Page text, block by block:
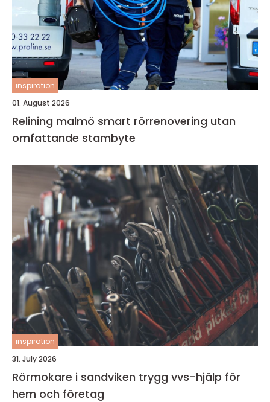
inspiration
01. August 2026
Relining malmö smart rörrenovering utan
omfattande stambyte
inspiration
31. July 2026
Rörmokare i sandviken trygg vvs-hjälp för
hem och företag